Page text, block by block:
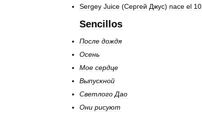
Sergey Juice (Сергей Джус) nace el 10
Sencillos
После дождя
Осень
Мое сердце
Выпускной
Светлого Дао
Они рисуют